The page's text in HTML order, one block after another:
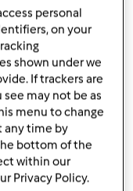
może mój
sięaby dodawać
komentarze
: 24.08.2012
personal
on your
shown under we
If trackers are
may not be as
menu to change
any time by
bottom of the
within our
Privacy Policy.